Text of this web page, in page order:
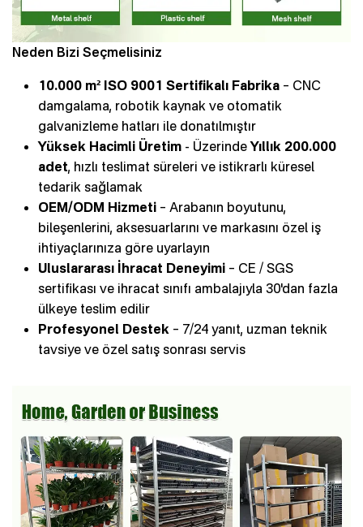
Neden Bizi Seçmelisiniz
10.000 m² ISO 9001 Sertifikalı Fabrika – CNC
damgalama, robotik kaynak ve otomatik
galvanizleme hatları ile donatılmıştır
Yüksek Hacimli Üretim - ÜzerindeYıllık 200.000
adet, hızlı teslimat süreleri ve istikrarlı küresel
tedarik sağlamak
OEM/ODM Hizmeti – Arabanın boyutunu,
bileşenlerini, aksesuarlarını ve markasını özel iş
ihtiyaçlarınıza göre uyarlayın
Uluslararası İhracat Deneyimi – CE / SGS
sertifikası ve ihracat sınıfı ambalajıyla 30'dan fazla
ülkeye teslim edilir
Profesyonel Destek – 7/24 yanıt, uzman teknik
tavsiye ve özel satış sonrası servis